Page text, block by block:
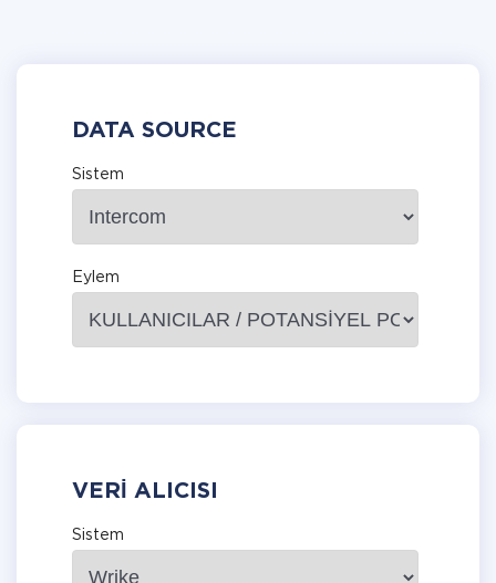
DATA SOURCE
Sistem
Eylem
VERI ALICISI
Sistem